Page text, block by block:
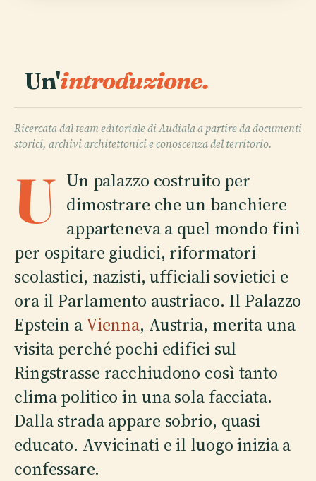
Un'introduzione.
Ricercata dal team editoriale di Audiala a partire da documenti
storici, archivi architettonici e conoscenza del territorio.
U Un palazzo costruito per
dimostrare che un banchiere
apparteneva a quel mondo finì
per ospitare giudici, riformatori
scolastici, nazisti, ufficiali sovietici e
ora il Parlamento austriaco. Il Palazzo
Epstein aVienna, Austria, merita una
visita perché pochi edifici sul
Ringstrasse racchiudono così tanto
clima politico in una sola facciata.
Dalla strada appare sobrio, quasi
educato. Avvicinati e il luogo inizia a
confessare.